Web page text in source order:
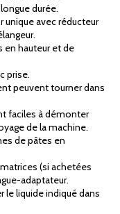
durée.
avec réducteur
en hauteur et de
prise.
peuvent tourner dans
faciles à démonter
de la machine.
de pâtes en
(si achetées
adaptateur.
le liquide indiqué dans